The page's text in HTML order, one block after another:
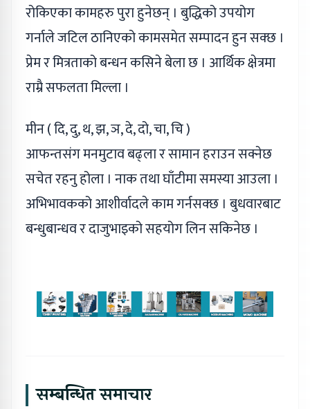
रोकिएका कामहरु पुरा हुनेछन् । बुद्धिको उपयोग
गर्नाले जटिल ठानिएको कामसमेत सम्पादन हुन सक्छ ।
प्रेम र मित्रताको बन्धन कसिने बेला छ । आर्थिक क्षेत्रमा
राम्रै सफलता मिल्ला ।
मीन ( दि, दु, थ, झ, ञ, दे, दो, चा, चि )
आफन्तसंग मनमुटाव बढ्ला र सामान हराउन सक्नेछ
सचेत रहनु होला । नाक तथा घाँटीमा समस्या आउला ।
अभिभावकको आशीर्वादले काम गर्नसक्छ । बुधवारबाट
बन्धुबान्धव र दाजुभाइको सहयोग लिन सकिनेछ ।
सम्बन्धित समाचार